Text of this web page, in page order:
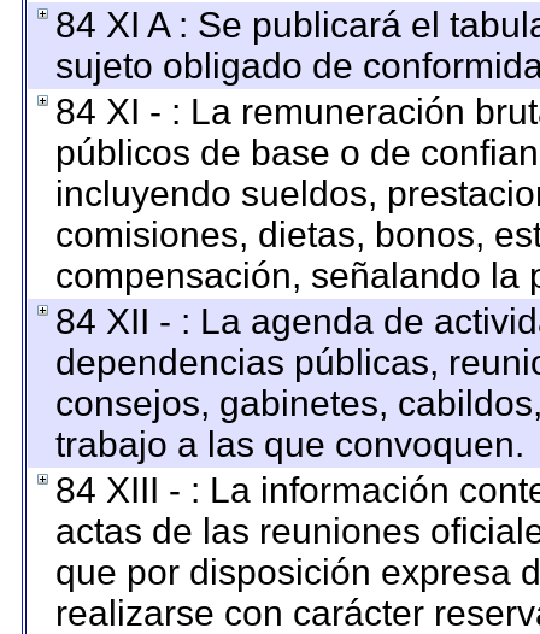
84 XI A : Se publicará el
sujeto obligado de
84 XI - : La remuneración
públicos de base o de
incluyendo sueldos,
comisiones, dietas, bonos,
compensación, señalando la
84 XII - : La agenda de
dependencias públicas,
consejos, gabinetes,
trabajo a las que convoquen.
84 XIII - : La información
actas de las reuniones
que por disposición expresa
realizarse con carácter